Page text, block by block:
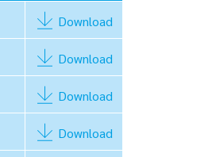
Download
Download
Download
Download